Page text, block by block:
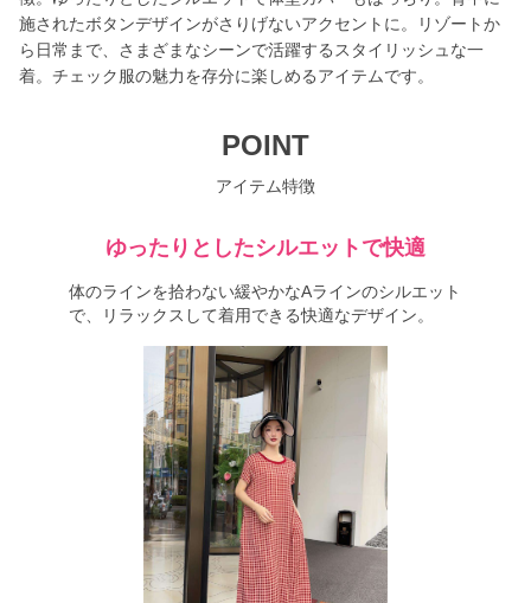
施されたボタンデザインがさりげないアクセントに。リゾートか
ら日常まで、さまざまなシーンで活躍するスタイリッシュな一
着。チェック服の魅力を存分に楽しめるアイテムです。
POINT
アイテム特徴
ゆったりとしたシルエットで快適
体のラインを拾わない緩やかなAラインのシルエット
で、リラックスして着用できる快適なデザイン。